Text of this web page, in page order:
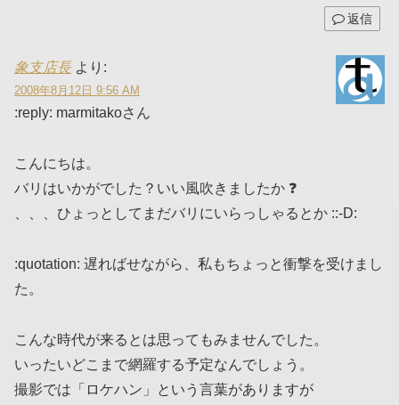
返信
象支店長 より:
2008年8月12日 9:56 AM
:reply: marmitakoさん
こんにちは。
バリはいかがでした？いい風吹きましたか ❓
、、、ひょっとしてまだバリにいらっしゃるとか ::-D:
:quotation: 遅ればせながら、私もちょっと衝撃を受けまし
た。
こんな時代が来るとは思ってもみませんでした。
いったいどこまで網羅する予定なんでしょう。
撮影では「ロケハン」という言葉がありますが